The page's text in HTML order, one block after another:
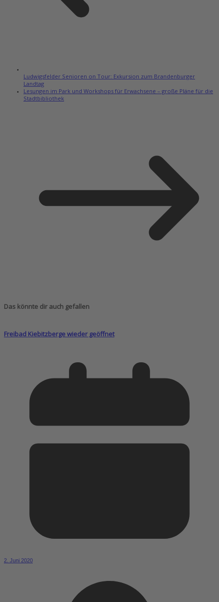
Ludwigsfelder Senioren on Tour: Exkursion zum Brandenburger
Landtag
Lesungen im Park und Workshops für Erwachsene – große Pläne für die
Stadtbibliothek
Das könnte dir auch gefallen
Freibad Kiebitzberge wieder geöffnet
2. Juni 2020